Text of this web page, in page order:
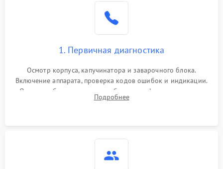
1. Первичная диагностика
Осмотр корпуса, капучинатора и заварочного блока.
Включение аппарата, проверка кодов ошибок и индикации.
Оценка работы помпы, термоблока и кофемолки на слух.
Измерение температуры и давления воды для выявления
Подробнее